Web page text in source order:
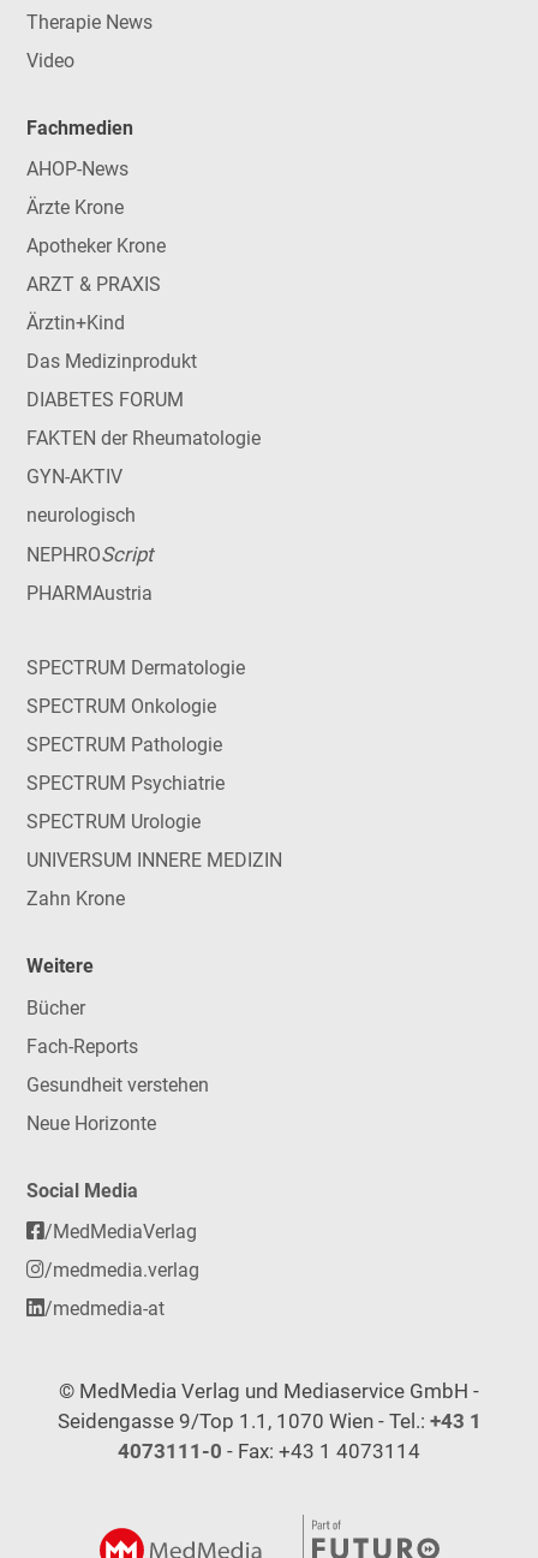
Therapie News
Video
Fachmedien
AHOP-News
Ärzte Krone
Apotheker Krone
ARZT & PRAXIS
Ärztin+Kind
Das Medizinprodukt
DIABETES FORUM
FAKTEN der Rheumatologie
GYN-AKTIV
neurologisch
NEPHROScript
PHARMAustria
SPECTRUM Dermatologie
SPECTRUM Onkologie
SPECTRUM Pathologie
SPECTRUM Psychiatrie
SPECTRUM Urologie
UNIVERSUM INNERE MEDIZIN
Zahn Krone
Weitere
Bücher
Fach-Reports
Gesundheit verstehen
Neue Horizonte
Social Media
/MedMediaVerlag
/medmedia.verlag
/medmedia-at
© MedMedia Verlag und Mediaservice GmbH -
Seidengasse 9/Top 1.1, 1070 Wien - Tel.: +43 1
4073111-0 - Fax: +43 1 4073114